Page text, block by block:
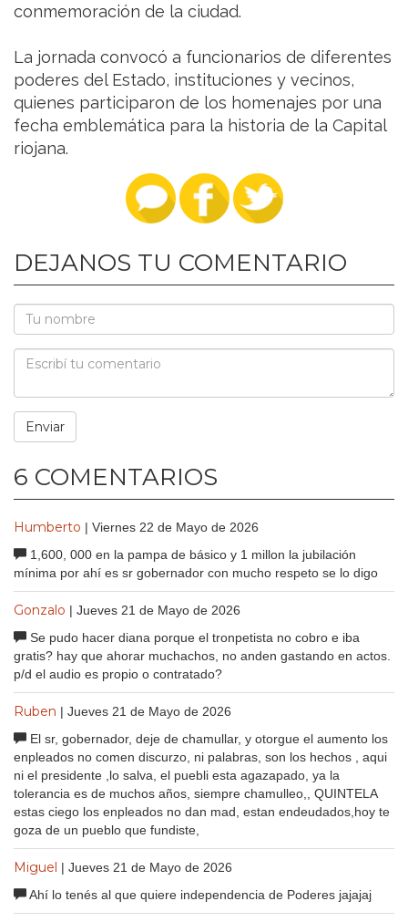
conmemoración de la ciudad.
La jornada convocó a funcionarios de diferentes
poderes del Estado, instituciones y vecinos,
quienes participaron de los homenajes por una
fecha emblemática para la historia de la Capital
riojana.
DEJANOS TU COMENTARIO
6 COMENTARIOS
Humberto | Viernes 22 de Mayo de 2026
1,600, 000 en la pampa de básico y 1 millon la jubilación
mínima por ahí es sr gobernador con mucho respeto se lo digo
Gonzalo | Jueves 21 de Mayo de 2026
Se pudo hacer diana porque el tronpetista no cobro e iba
gratis? hay que ahorar muchachos, no anden gastando en actos.
p/d el audio es propio o contratado?
Ruben | Jueves 21 de Mayo de 2026
El sr, gobernador, deje de chamullar, y otorgue el aumento los
enpleados no comen discurzo, ni palabras, son los hechos , aqui
ni el presidente ,lo salva, el puebli esta agazapado, ya la
tolerancia es de muchos años, siempre chamulleo,, QUINTELA
estas ciego los enpleados no dan mad, estan endeudados,hoy te
goza de un pueblo que fundiste,
Miguel | Jueves 21 de Mayo de 2026
Ahí lo tenés al que quiere independencia de Poderes jajajaj